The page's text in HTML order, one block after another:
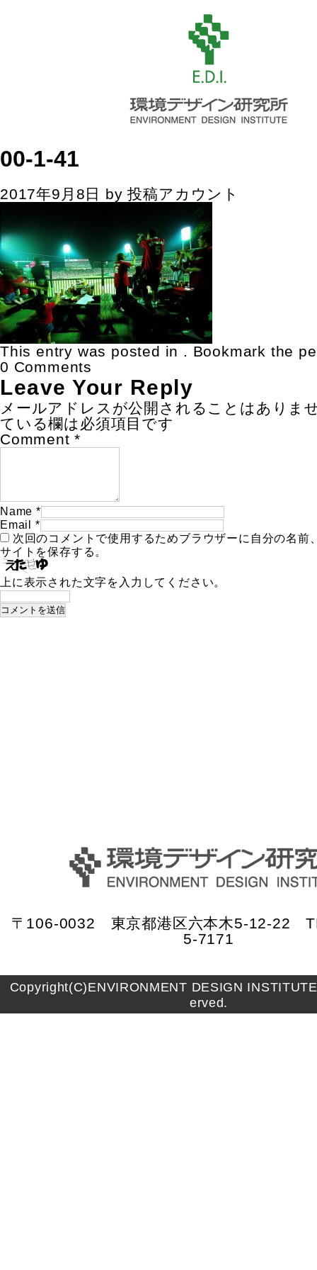
00-1-41
2017年9月8日 by投稿アカウント
This entry was posted in . Bookmark the
0 Comments
Leave Your Reply
メールアドレスが公開されることはありま
ている欄は必須項目です
Comment *
Name *
Email
*
次回のコメントで使用するためブラウザーに自分の名前
サイトを保存する。
上に表示された文字を入力してください。
〒106-0032 東京都港区六本木5-12-22
5-7171
Copyright(C)ENVIRONMENT DESIGN
erved.